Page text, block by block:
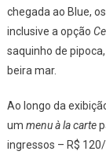
chegada ao Blue,
inclusive a opção
saquinho de
beira mar.
Ao longo da
um menu à la carte
ingressos – R$